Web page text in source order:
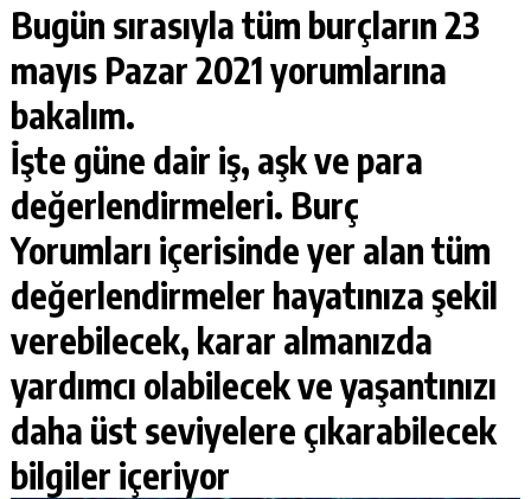
Bugün sırasıyla tüm burçların 23
mayıs Pazar 2021 yorumlarına
bakalım.
İşte güne dair iş, aşk ve para
değerlendirmeleri. Burç
Yorumları içerisinde yer alan tüm
değerlendirmeler hayatınıza şekil
verebilecek, karar almanızda
yardımcı olabilecek ve yaşantınızı
daha üst seviyelere çıkarabilecek
bilgiler içeriyor